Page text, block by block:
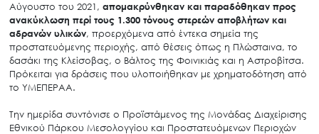
Αύγουστο του 2021, απομακρύνθηκαν και παραδόθηκαν προς
ανακύκλωση περί τους 1.300 τόνους στερεών αποβλήτων και
αδρανών υλικών, προερχόμενα από έντεκα σημεία της
προστατευόμενης περιοχής, από θέσεις όπως η Πλώσταινα, το
δασάκι της Κλείσοβας, ο Βάλτος της Φοινικιάς και η Αστροβίτσα.
Πρόκειται για δράσεις που υλοποιήθηκαν με χρηματοδότηση από
το ΥΜΕΠΕΡΑΑ.
Την ημερίδα συντόνισε ο Προϊστάμενος της Μονάδας Διαχείρισης
Εθνικού Πάρκου Μεσολογγίου και Προστατευόμενων Περιοχών